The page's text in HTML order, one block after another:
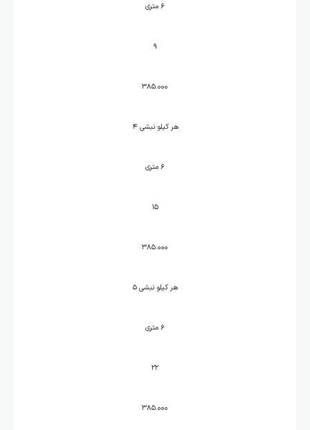
۶ متری
۹
۳۸۵.۰۰۰
هر کیلو نبشی ۴
۶ متری
۱۵
۳۸۵.۰۰۰
هر کیلو نبشی ۵
۶ متری
۲۲
۳۸۵.۰۰۰